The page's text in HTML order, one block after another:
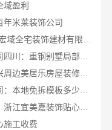
盈利
年米莱装饰公司
嘉兴美居乐建材科技：嘉兴周边美居乐房屋装修联系电话
家门口室内装修免费量房，浙江宜美嘉装饰贴心服务
施工收费